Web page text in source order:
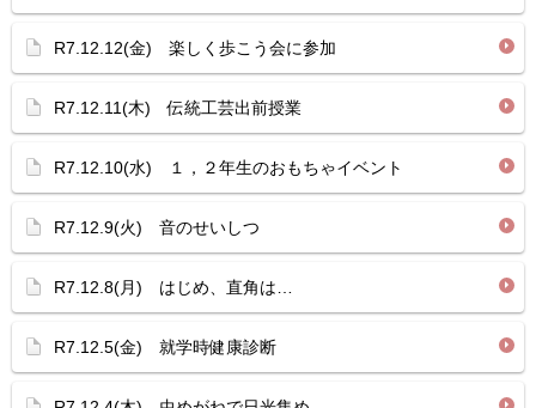
R7.12.12(金) 楽しく歩こう会に参加
R7.12.11(木) 伝統工芸出前授業
R7.12.10(水) １，２年生のおもちゃイベント
R7.12.9(火) 音のせいしつ
R7.12.8(月) はじめ、直角は…
R7.12.5(金) 就学時健康診断